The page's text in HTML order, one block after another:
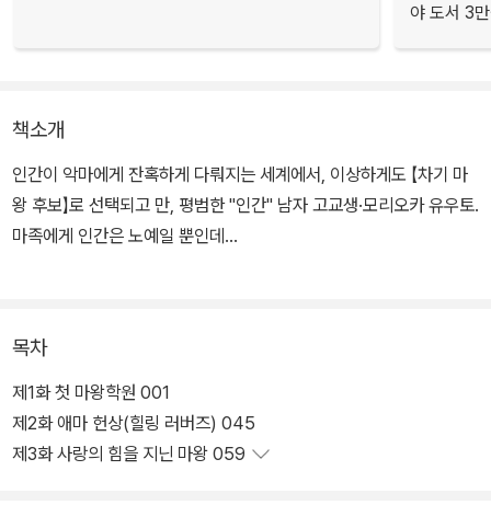
야 도서 3
책소개
인간이 악마에게 잔혹하게 다뤄지는 세계에서, 이상하게도 【차기 마
왕 후보】로 선택되고 만, 평범한 "인간" 남자 고교생·모리오카 유우토.
마족에게 인간은 노예일 뿐인데...
목차
제1화 첫 마왕학원 001
제2화 애마 헌상(힐링 러버즈) 045
제3화 사랑의 힘을 지닌 마왕 059